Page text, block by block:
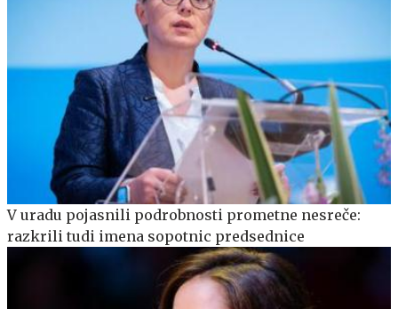
V uradu pojasnili podrobnosti prometne nesreče:
razkrili tudi imena sopotnic predsednice